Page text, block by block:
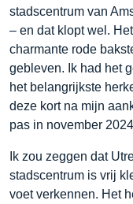
stadscentrum van
– en dat klopt wel.
charmante rode
gebleven. Ik had het
het belangrijkste
deze kort na mijn
pas in november
Ik zou zeggen dat
stadscentrum is vrij
voet verkennen. Het